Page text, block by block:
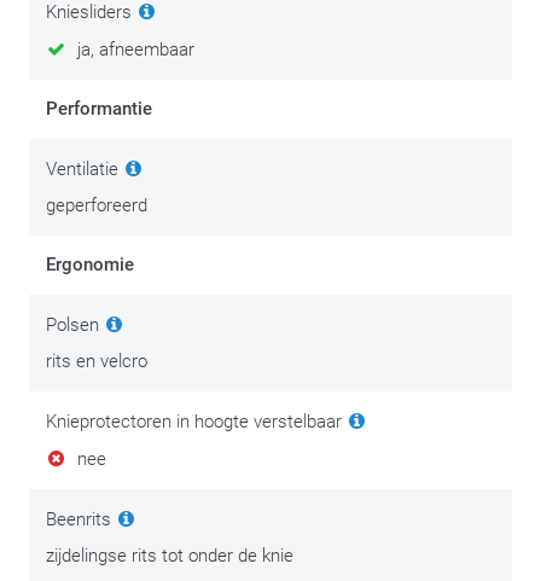
Kniesliders
ja, afneembaar
Performantie
Ventilatie
geperforeerd
Ergonomie
Polsen
rits en velcro
Knieprotectoren in hoogte verstelbaar
nee
Beenrits
zijdelingse rits tot onder de knie